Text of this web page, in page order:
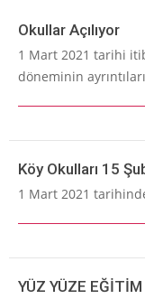
Okullar Açılıyor
1 Mart 2021 tarihi
döneminin
Köy Okulları 15
1 Mart 2021
YÜZ YÜZE